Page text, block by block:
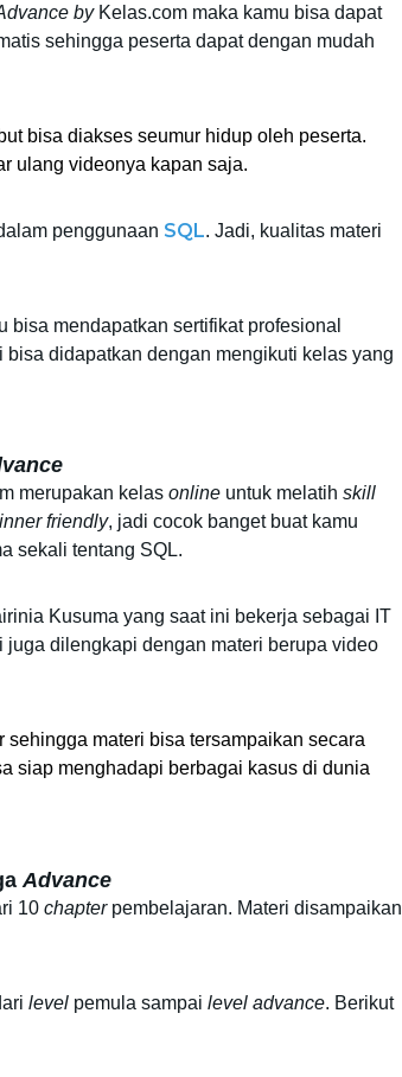
by Kelas.com maka kamu bisa dapat
sehingga peserta dapat dengan mudah
bisa diakses seumur hidup oleh peserta.
ulang videonya kapan saja.
penggunaan SQL. Jadi, kualitas materi
mendapatkan sertifikat profesional
bisa didapatkan dengan mengikuti kelas yang
merupakan kelas online untuk melatih skill
friendly, jadi cocok banget buat kamu
sekali tentang SQL.
Kusuma yang saat ini bekerja sebagai IT
dilengkapi dengan materi berupa video
materi bisa tersampaikan secara
siap menghadapi berbagai kasus di dunia
Advance
10 chapter pembelajaran. Materi disampaikan
level pemula sampai level advance. Berikut